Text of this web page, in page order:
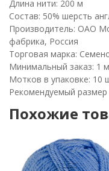
Длина нити: 200 м
Состав: 50% шерсть
Производитель: ОАО
фабрика, Россия
Торговая марка:
Минимальный заказ: 1
Мотков в упаковке: 10
Рекомендуемый
Похожие